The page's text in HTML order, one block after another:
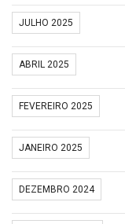
JULHO 2025
ABRIL 2025
FEVEREIRO 2025
JANEIRO 2025
DEZEMBRO 2024